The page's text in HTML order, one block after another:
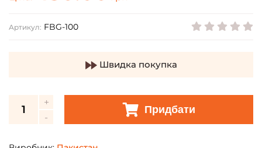
Артикул: FBG-100
Швидка покупка
Придбати